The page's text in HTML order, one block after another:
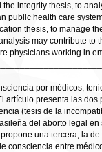
integrity thesis, to
public health care
thesis, to manage
may contribute to
physicians working in
por médicos,
artículo presenta las
(tesis de la
del aborto legal
una tercera, la
consciencia entre